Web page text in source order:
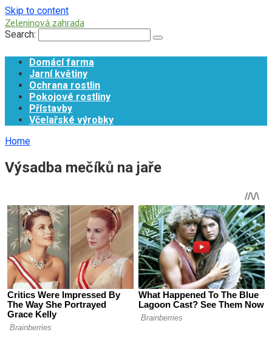
Skip to content
Zeleninová zahrada
Search:
Domácí farma
Jarní květiny
Ochrana rostlin
Pokojové rostliny
Přístavby
Včelařské výrobky
Home
Výsadba mečíků na jaře